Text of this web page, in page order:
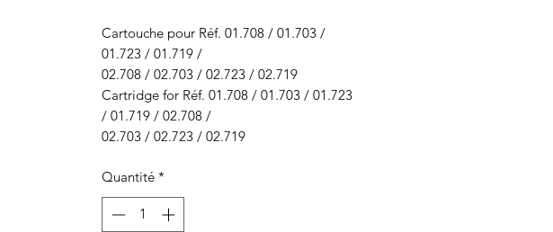
Cartouche pour Réf. 01.708 / 01.703 /
01.723 / 01.719 /
02.708 / 02.703 / 02.723 / 02.719
Cartridge for Réf. 01.708 / 01.703 / 01.723
/ 01.719 / 02.708 /
02.703 / 02.723 / 02.719
Quantité *